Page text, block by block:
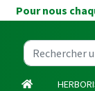
Pour nous